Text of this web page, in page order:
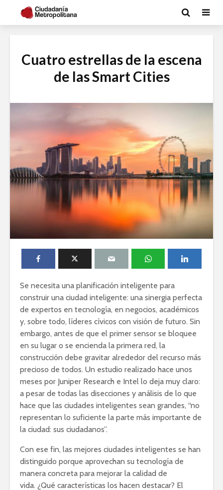
Cuatro estrellas de la escena
de las Smart Cities
Se necesita una planificación inteligente para
construir una ciudad inteligente: una sinergia perfecta
de expertos en tecnología, en negocios, académicos
y, sobre todo, líderes cívicos con visión de futuro. Sin
embargo, antes de que el primer sensor se bloquee
en su lugar o se encienda la primera red, la
construcción debe gravitar alrededor del recurso más
precioso de todos. Un estudio realizado hace unos
meses por Juniper Research e Intel lo deja muy claro:
a pesar de todas las disecciones y análisis de lo que
hace que las ciudades inteligentes sean grandes, “no
representan lo suficiente la parte más importante de
la ciudad: sus ciudadanos”.
Con ese fin, las mejores ciudades inteligentes se han
distinguido porque aprovechan su tecnología de
manera concreta para mejorar la calidad de
vida. ¿Qué características los hacen destacar? El